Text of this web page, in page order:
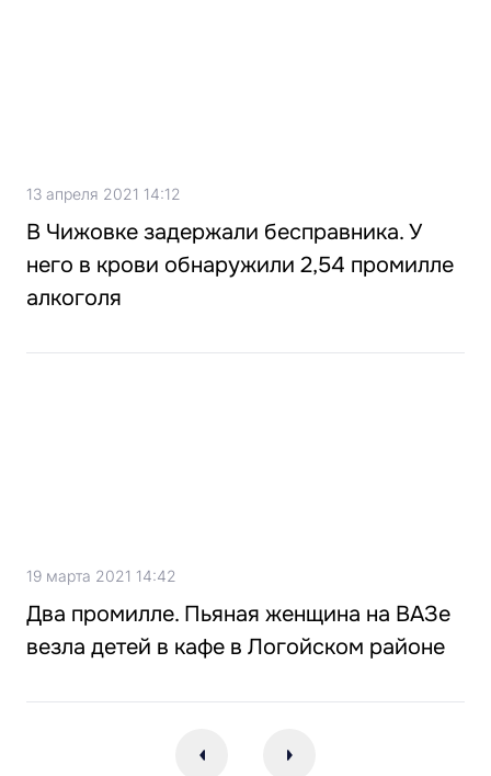
13 апреля 2021 14:12
В Чижовке задержали бесправника. У
него в крови обнаружили 2,54 промилле
алкоголя
19 марта 2021 14:42
Два промилле. Пьяная женщина на ВАЗе
везла детей в кафе в Логойском районе